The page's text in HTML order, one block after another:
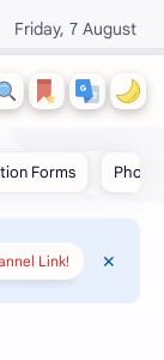
Friday, 7 August
Link!